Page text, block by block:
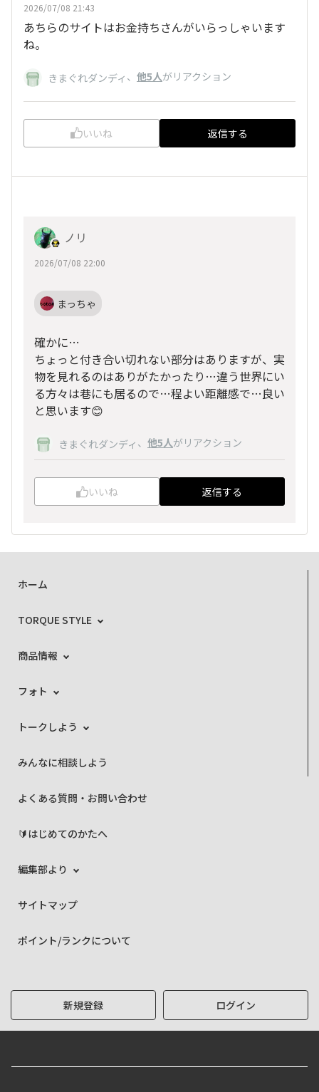
2026/07/08 21:43
あちらのサイトはお金持ちさんがいらっしゃいます
ね。
きまぐれダンディ 、 他5人がリアクション
いいね 返信する
ノリ
2026/07/08 22:00
まっちゃ
確かに…
ちょっと付き合い切れない部分はありますが、実
物を見れるのはありがたかったり…違う世界にい
る方々は巷にも居るので…程よい距離感で…良い
と思います😊
きまぐれダンディ 、 他5人がリアクション
いいね 返信する
ホーム
TORQUE STYLE
商品情報
フォト
トークしよう
みんなに相談しよう
よくある質問・お問い合わせ
🔰はじめてのかたへ
編集部より
サイトマップ
ポイント/ランクについて
新規登録 ログイン